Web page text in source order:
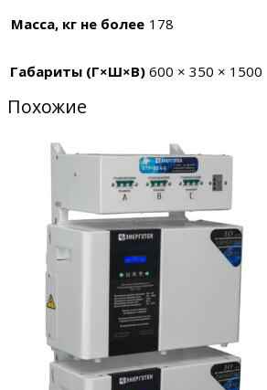
Масса, кг не более 178
Габариты (Г×Ш×В) 600 × 350 × 1500
Похожие